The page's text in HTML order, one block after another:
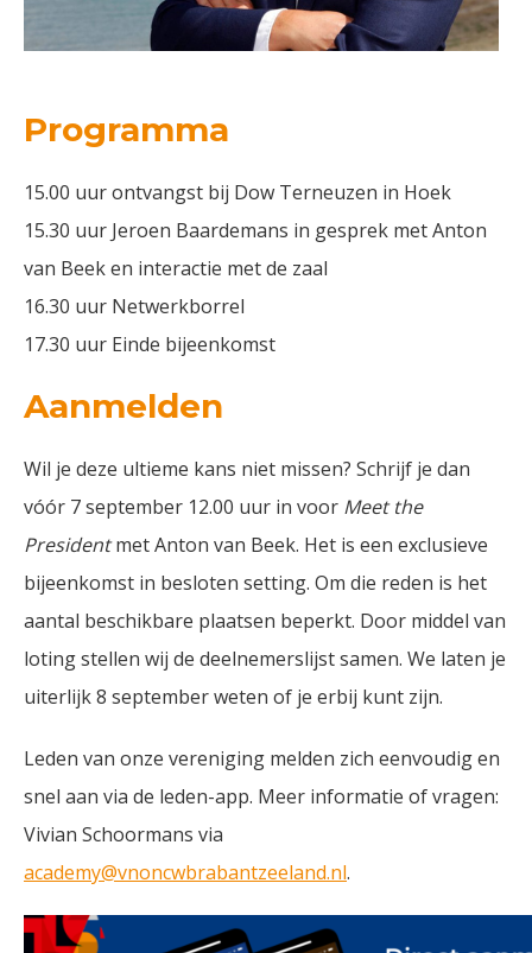
Programma
15.00 uur ontvangst bij Dow Terneuzen in Hoek
15.30 uur Jeroen Baardemans in gesprek met Anton
van Beek en interactie met de zaal
16.30 uur Netwerkborrel
17.30 uur Einde bijeenkomst
Aanmelden
Wil je deze ultieme kans niet missen? Schrijf je dan
vóór 7 september 12.00 uur in voor Meet the
Presidentmet Anton van Beek. Het is een exclusieve
bijeenkomst in besloten setting. Om die reden is het
aantal beschikbare plaatsen beperkt. Door middel van
loting stellen wij de deelnemerslijst samen. We laten je
uiterlijk 8 september weten of je erbij kunt zijn.
Leden van onze vereniging melden zich eenvoudig en
snel aan via de leden-app. Meer informatie of vragen:
Vivian Schoormans via
academy@vnoncwbrabantzeeland.nl.